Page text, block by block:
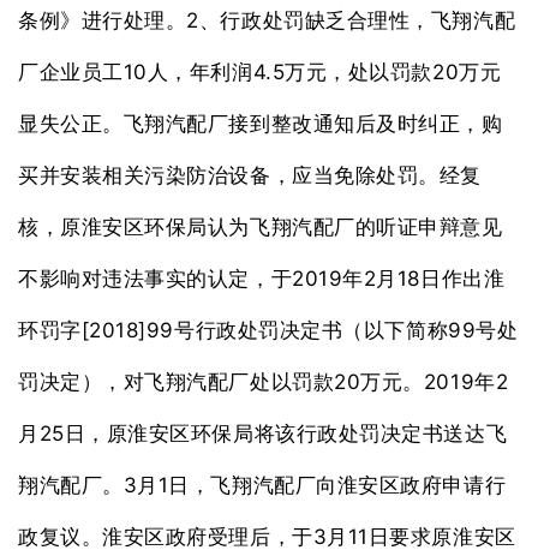
条例》进行处理。 2 、行政处罚缺乏合理性，飞翔汽配
厂企业员工 10 人，年利润4.5万元，处以罚款20万元
显失公正。飞翔汽配厂接到整改通知后及时纠正，购
买并安装相关污染防治设备，应当免除处罚。经复
核，原淮安区环保局认为飞翔汽配厂的听证申辩意见
不影响对违法事实的认定，于2019年2 月 18 日作出淮
环罚字[2018]99号行政处罚决定书（以下简称99号处
罚决定），对飞翔汽配厂处以罚款20万元。 2019年2
月 25 日，原淮安区环保局将该行政处罚决定书送达飞
翔汽配厂。 3 月 1 日，飞翔汽配厂向淮安区政府申请行
政复议。淮安区政府受理后，于3 月 11 日要求原淮安区